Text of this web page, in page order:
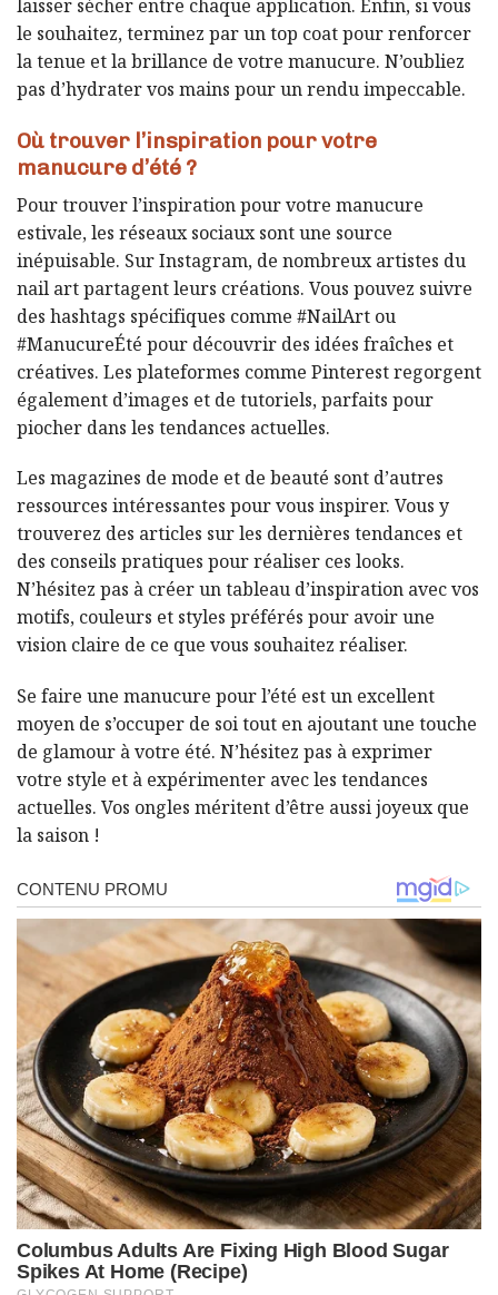
laisser sécher entre chaque application. Enfin, si vous
le souhaitez, terminez par un top coat pour renforcer
la tenue et la brillance de votre manucure. N’oubliez
pas d’hydrater vos mains pour un rendu impeccable.
Où trouver l’inspiration pour votre
manucure d’été ?
Pour trouver l’inspiration pour votre manucure
estivale, les réseaux sociaux sont une source
inépuisable. Sur Instagram, de nombreux artistes du
nail art partagent leurs créations. Vous pouvez suivre
des hashtags spécifiques comme #NailArt ou
#ManucureÉté pour découvrir des idées fraîches et
créatives. Les plateformes comme Pinterest regorgent
également d’images et de tutoriels, parfaits pour
piocher dans les tendances actuelles.
Les magazines de mode et de beauté sont d’autres
ressources intéressantes pour vous inspirer. Vous y
trouverez des articles sur les dernières tendances et
des conseils pratiques pour réaliser ces looks.
N’hésitez pas à créer un tableau d’inspiration avec vos
motifs, couleurs et styles préférés pour avoir une
vision claire de ce que vous souhaitez réaliser.
Se faire une manucure pour l’été est un excellent
moyen de s’occuper de soi tout en ajoutant une touche
de glamour à votre été. N’hésitez pas à exprimer
votre style et à expérimenter avec les tendances
actuelles. Vos ongles méritent d’être aussi joyeux que
la saison !